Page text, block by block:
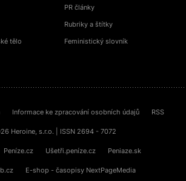
tělo
PR články
Rubriky a štítky
Feministický slovník
Informace ke zpracování osobních údajů RSS
Heroine, s.r.o. | ISSN 2694 - 7072
Peníze.cz Ušetři.peníze.cz Peniaze.sk
E-shop - časopisy NextPageMedia